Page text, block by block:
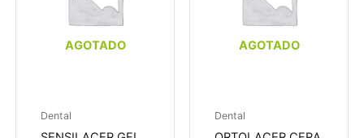
AGOTADO
Dental
AGOTADO
Dental